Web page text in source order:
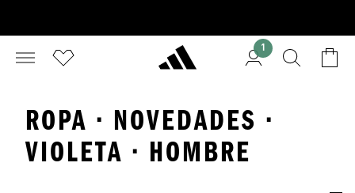
1
ROPA · NOVEDADES ·
VIOLETA · HOMBRE